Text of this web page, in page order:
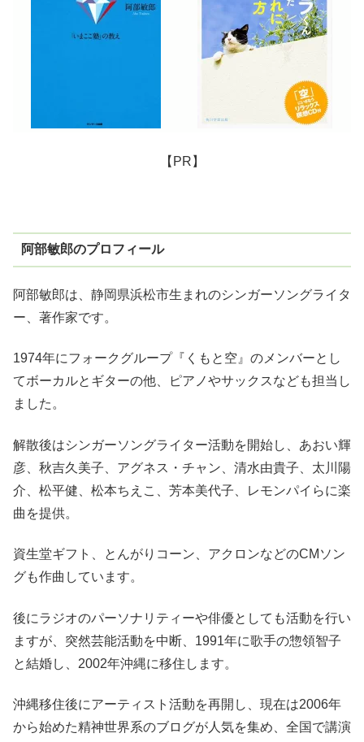
【PR】
阿部敏郎のプロフィール
阿部敏郎は、静岡県浜松市生まれのシンガーソングライタ
ー、著作家です。
1974年にフォークグループ『くもと空』のメンバーとし
てボーカルとギターの他、ピアノやサックスなども担当し
ました。
解散後はシンガーソングライター活動を開始し、あおい輝
彦、秋吉久美子、アグネス・チャン、清水由貴子、太川陽
介、松平健、松本ちえこ、芳本美代子、レモンパイらに楽
曲を提供。
資生堂ギフト、とんがりコーン、アクロンなどのCMソン
グも作曲しています。
後にラジオのパーソナリティーや俳優としても活動を行い
ますが、突然芸能活動を中断、1991年に歌手の惣領智子
と結婚し、2002年沖縄に移住します。
沖縄移住後にアーティスト活動を再開し、現在は2006年
から始めた精神世界系のブログが人気を集め、全国で講演